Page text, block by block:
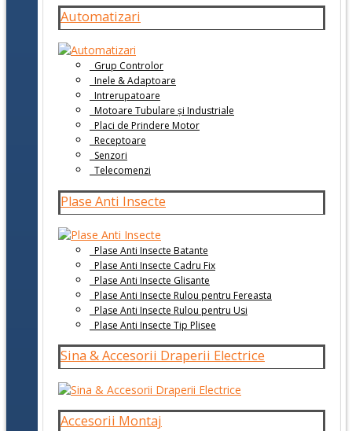
Automatizari
Grup Controlor
Inele & Adaptoare
Intrerupatoare
Motoare Tubulare și Industriale
Placi de Prindere Motor
Receptoare
Senzori
Telecomenzi
Plase Anti Insecte
Plase Anti Insecte Batante
Plase Anti Insecte Cadru Fix
Plase Anti Insecte Glisante
Plase Anti Insecte Rulou pentru Fereasta
Plase Anti Insecte Rulou pentru Usi
Plase Anti Insecte Tip Plisee
Sina & Accesorii Draperii Electrice
Accesorii Montaj